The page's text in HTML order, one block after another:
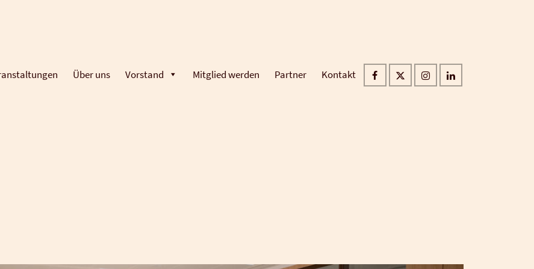
Über uns Vorstand Mitglied werden Partner Kontakt